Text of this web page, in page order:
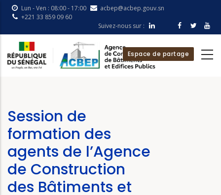
Aller
principal
Lun - Ven : 08:00 - 17:00
acbep@acbep.gouv.sn
+221 33 859 09 60
Suivez-nous sur :
Espace de partage
Session de
formation des
agents de l’Agence
de Construction
des Bâtiments et